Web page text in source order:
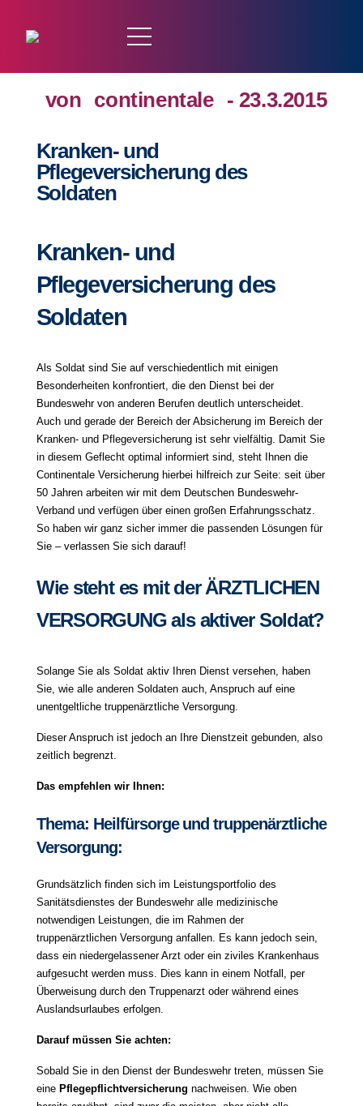
von continentale - 23.3.2015
Kranken- und
Pflegeversicherung des
Soldaten
Kranken- und
Pflegeversicherung des
Soldaten
Als Soldat sind Sie auf verschiedentlich mit einigen
Besonderheiten konfrontiert, die den Dienst bei der
Bundeswehr von anderen Berufen deutlich unterscheidet.
Auch und gerade der Bereich der Absicherung im Bereich der
Kranken- und Pflegeversicherung ist sehr vielfältig. Damit Sie
in diesem Geflecht optimal informiert sind, steht Ihnen die
Continentale Versicherung hierbei hilfreich zur Seite: seit über
50 Jahren arbeiten wir mit dem Deutschen Bundeswehr-
Verband und verfügen über einen großen Erfahrungsschatz.
So haben wir ganz sicher immer die passenden Lösungen für
Sie – verlassen Sie sich darauf!
Wie steht es mit der ÄRZTLICHEN
VERSORGUNG als aktiver Soldat?
Solange Sie als Soldat aktiv Ihren Dienst versehen, haben
Sie, wie alle anderen Soldaten auch, Anspruch auf eine
unentgeltliche truppenärztliche Versorgung.
Dieser Anspruch ist jedoch an Ihre Dienstzeit gebunden, also
zeitlich begrenzt.
Das empfehlen wir Ihnen:
Thema: Heilfürsorge und truppenärztliche
Versorgung:
Grundsätzlich finden sich im Leistungsportfolio des
Sanitätsdienstes der Bundeswehr alle medizinische
notwendigen Leistungen, die im Rahmen der
truppenärztlichen Versorgung anfallen. Es kann jedoch sein,
dass ein niedergelassener Arzt oder ein ziviles Krankenhaus
aufgesucht werden muss. Dies kann in einem Notfall, per
Überweisung durch den Truppenarzt oder während eines
Auslandsurlaubes erfolgen.
Darauf müssen Sie achten:
Sobald Sie in den Dienst der Bundeswehr treten, müssen Sie
eine Pflegepflichtversicherung nachweisen. Wie oben